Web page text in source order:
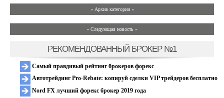
» Архив категории «
» Следующая новость »
РЕКОМЕНДОВАННЫЙ БРОКЕР №1
Самый правдивый рейтинг брокеров форекс
Автотрейдинг Pro-Rebate: копируй сделки VIP трейдеров бесплатно
Nord FX лучший форекс брокер 2019 года